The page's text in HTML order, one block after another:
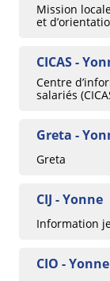
Mission
et
CICAS -
Centre
salariés
Greta -
Greta
CIJ - Yonne
Information
CIO - Yonne